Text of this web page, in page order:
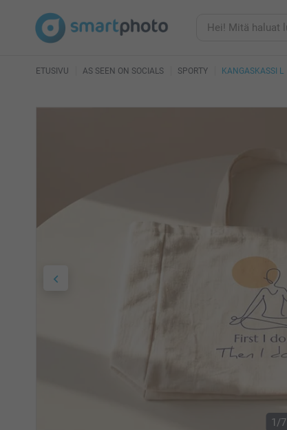
ETUSIVU AS SEEN ON SOCIALS SPORTY KANGASKASSI L
1/7